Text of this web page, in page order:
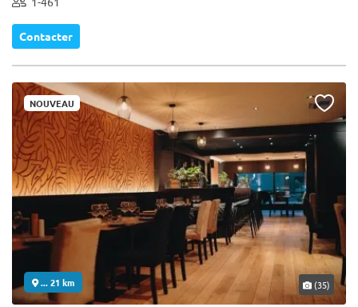
Contacter
NOUVEAU
... 21 km (35)